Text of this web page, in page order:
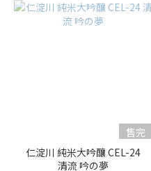
清
米
售完
仁淀川 純米大吟釀 CEL-24
清流 吟の夢